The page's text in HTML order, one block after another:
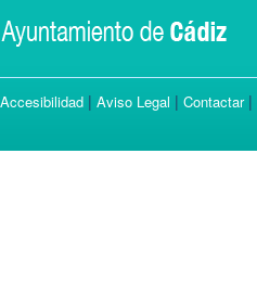
Accesibilidad | Aviso Legal | Contactar|